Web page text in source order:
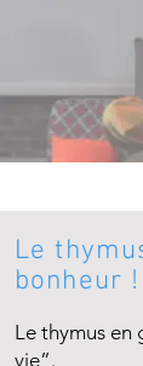
Le
bonheur !
Le thymus en
vie”.